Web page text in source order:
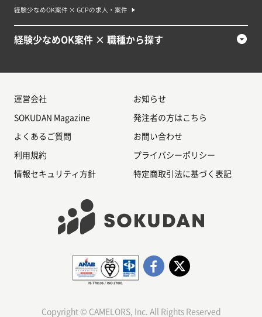
経験少なめOK案件 × GCPの求人・案件
経験少なめOK案件 × 職種から探す
運営会社 お知らせ
SOKUDAN Magazine 発注者の方はこちら
よくあるご質問 お問い合わせ
利用規約 プライバシーポリシー
情報セキュリティ方針 特定商取引法に基づく表記
Copyright © CAMELORS, Inc. All Rights Reserved